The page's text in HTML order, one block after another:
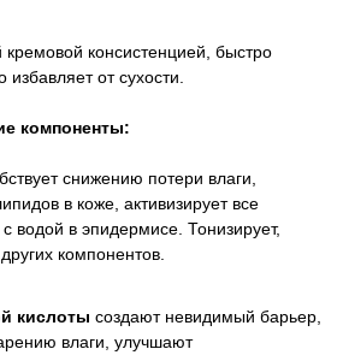
кремовой консистенцией, быстро
от сухости.
компоненты:
снижению потери влаги,
в коже, активизирует все
водой в эпидермисе. Тонизирует,
компонентов.
кислоты создают невидимый барьер,
влаги, улучшают